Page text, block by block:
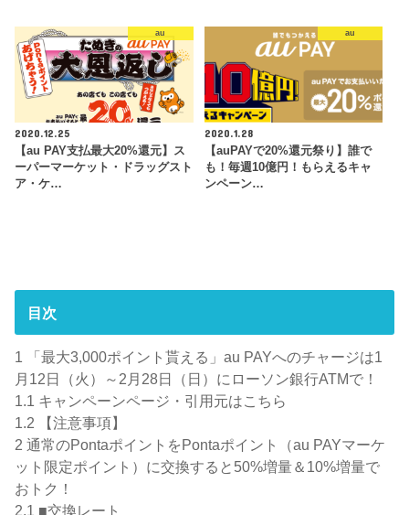
au
2020.12.25
【au PAY支払最大20%還元】ス
ーパーマーケット・ドラッグスト
ア・ケ…
au
2020.1.28
【auPAYで20%還元祭り】誰で
も！毎週10億円！もらえるキャ
ンペーン…
目次
1 「最大3,000ポイント貰える」au PAYへのチャージは1
月12日（火）～2月28日（日）にローソン銀行ATMで！
1.1 キャンペーンページ・引用元はこちら
1.2 【注意事項】
2 通常のPontaポイントをPontaポイント（au PAYマーケ
ット限定ポイント）に交換すると50%増量＆10%増量で
おトク！
2.1 ■交換レート